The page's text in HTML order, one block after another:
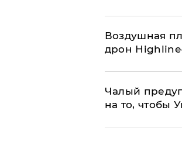
Воздушная
дрон
Чалый
на то, чтобы